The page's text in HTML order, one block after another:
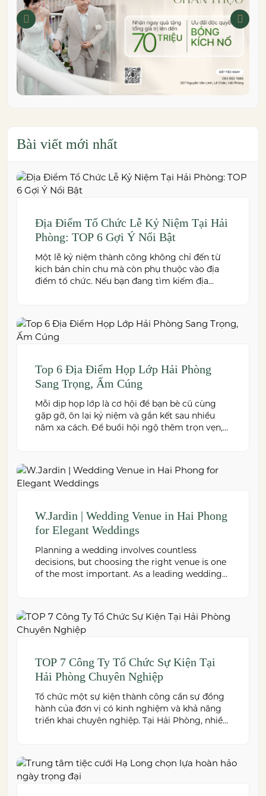
Bài viết mới nhất
Địa Điểm Tổ Chức Lễ Kỷ Niệm Tại Hải
Phòng: TOP 6 Gợi Ý Nổi Bật
Một lễ kỷ niệm thành công không chỉ đến từ
kịch bản chỉn chu mà còn phụ thuộc vào địa
điểm tổ chức. Nếu bạn đang tìm kiếm địa
ứng nhiều quy mô sự kiện, đừng […]
Top 6 Địa Điểm Họp Lớp Hải Phòng
Sang Trọng, Ấm Cúng
Mỗi dịp họp lớp là cơ hội để bạn bè cũ cùng
gặp gỡ, ôn lại kỷ niệm và gắn kết sau nhiều
năm xa cách. Để buổi hội ngộ thêm trọn vẹn,
W.Jardin | Wedding Venue in Hai Phong
for Elegant Weddings
Planning a wedding involves countless
decisions, but choosing the right venue is one
of the most important. As a leading wedding
premium cuisine prepared under the ISO
22000:2018 food safety management system,
and dedicated event support to help couples
TOP 7 Công Ty Tổ Chức Sự Kiện Tại
Hải Phòng Chuyên Nghiệp
Tổ chức một sự kiện thành công cần sự đồng
hành của đơn vị có kinh nghiệm và khả năng
triển khai chuyên nghiệp. Tại Hải Phòng, nhiều